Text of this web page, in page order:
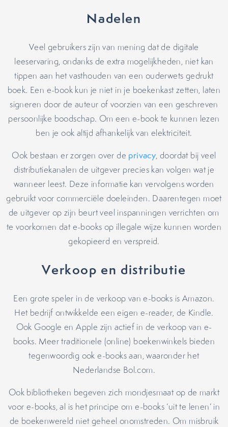
Nadelen
Veel gebruikers zijn van mening dat de digitale
leeservaring, ondanks de extra mogelijkheden, niet kan
tippen aan het vasthouden van een ouderwets gedrukt
boek. Een e-book kun je niet in je boekenkast zetten, laten
signeren door de auteur of voorzien van een geschreven
persoonlijke boodschap. Om een e-book te kunnen lezen
ben je ook altijd afhankelijk van elektriciteit.
Ook bestaan er zorgen over de privacy, doordat bij veel
distributiekanalen de uitgever precies kan volgen wat je
wanneer leest. Deze informatie kan vervolgens worden
gebruikt voor commerciële doeleinden. Daarentegen moet
de uitgever op zijn beurt veel inspanningen verrichten om
te voorkomen dat e-books op illegale wijze kunnen worden
gekopieerd en verspreid.
Verkoop en distributie
Een grote speler in de verkoop van e-books is Amazon.
Het bedrijf ontwikkelde een eigen e-reader, de Kindle.
Ook Google en Apple zijn actief in de verkoop van e-
books. Meer traditionele (online) boekenwinkels bieden
tegenwoordig ook e-books aan, waaronder het
Nederlandse Bol.com.
Ook bibliotheken begeven zich mondjesmaat op de markt
voor e-books, al is het principe om e-books ‘uit te lenen’ in
de boekenwereld niet geheel onomstreden. Om misbruik